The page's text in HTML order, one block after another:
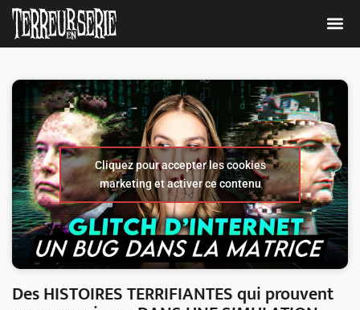
Cliquez pour accepter les cookies
marketing et activer ce contenu
Des HISTOIRES TERRIFIANTES qui prouvent